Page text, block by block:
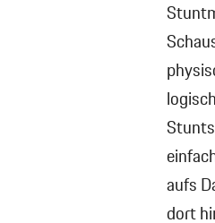
aufs
dort